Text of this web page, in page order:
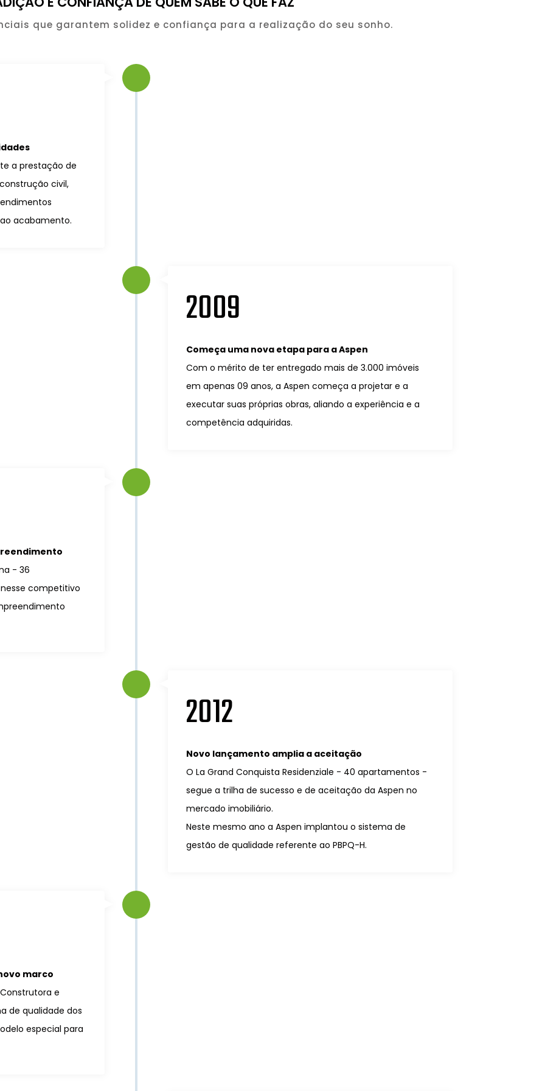
que garantem solidez e confiança para a realização do seu sonho.
a prestação de
civil,
acabamento.
2009
Começa uma nova etapa para a Aspen
Com o mérito de ter entregado mais de 3.000 imóveis
em apenas 09 anos, a Aspen começa a projetar e a
executar suas próprias obras, aliando a experiência e a
competência adquiridas.
- 36
competitivo
2012
Novo lançamento amplia a aceitação
O La Grand Conquista Residenziale - 40 apartamentos -
segue a trilha de sucesso e de aceitação da Aspen no
mercado imobiliário.
Neste mesmo ano a Aspen implantou o sistema de
gestão de qualidade referente ao PBPQ-H.
marco
e
de qualidade dos
especial para